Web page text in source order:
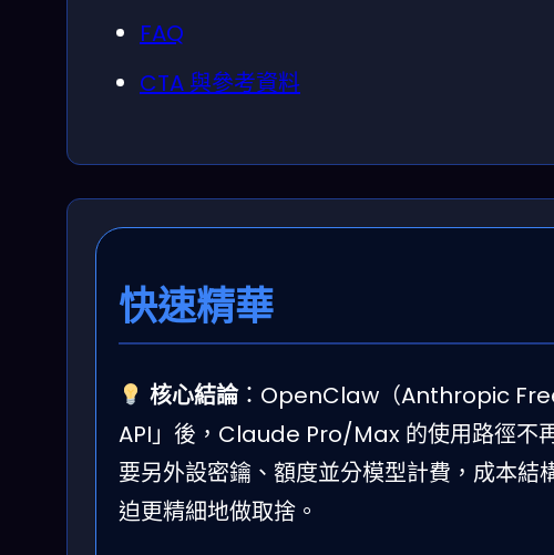
FAQ
CTA 與參考資料
快速精華
核心結論：OpenClaw（Anthropic
API」後，Claude Pro/Max 的使用路徑不
要另外設密鑰、額度並分模型計費，成本
迫更精細地做取捨。